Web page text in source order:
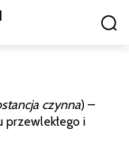
czynna) –
i